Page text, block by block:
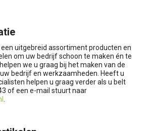
uitgebreid assortiment producten en
om uw bedrijf schoon te maken én te
we u graag bij het maken van de
bedrijf en werkzaamheden. Heeft u
helpen u graag verder als u belt
of een e-mail stuurt naar
.